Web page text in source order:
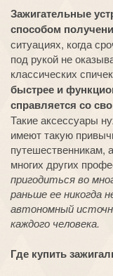
Зажигательные
способом
ситуациях, когда
под рукой не
классических
быстрее и
справляется со
Такие аксессуары
имеют такую
путешественникам,
многих других
пригодиться во
раньше ее никогда
автономный
каждого человека.
Где купить